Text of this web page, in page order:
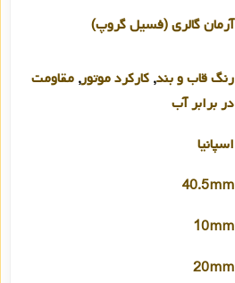
آرمان گالری (فسیل گروپ)
رنگ قاب و بند, کارکرد موتور, مقاومت
در برابر آب
اسپانیا
40.5mm
10mm
20mm